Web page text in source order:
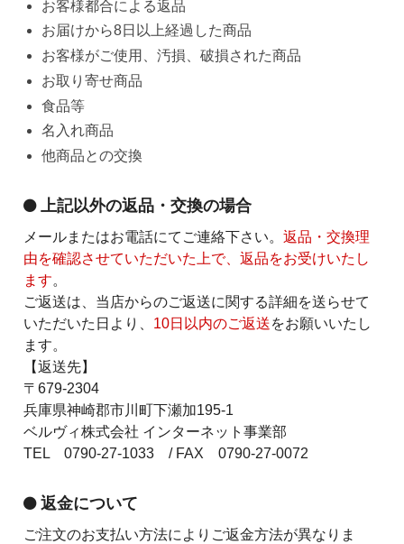
お客様都合による返品
お届けから8日以上経過した商品
お客様がご使用、汚損、破損された商品
お取り寄せ商品
食品等
名入れ商品
他商品との交換
上記以外の返品・交換の場合
メールまたはお電話にてご連絡下さい。返品・交換理
由を確認させていただいた上で、返品をお受けいたし
ます。
ご返送は、当店からのご返送に関する詳細を送らせて
いただいた日より、 10日以内のご返送をお願いいたし
ます。
【返送先】
〒679-2304
兵庫県神崎郡市川町下瀬加195-1
ベルヴィ株式会社 インターネット事業部
TEL 0790-27-1033 / FAX 0790-27-0072
返金について
ご注文のお支払い方法によりご返金方法が異なりま